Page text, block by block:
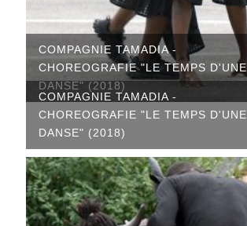
COMPAGNIE TAMADIA -
CHOREOGRAFIE "LE TEMPS D'UNE
DANSE" (2018)
COMPAGNIE TAMADIA -
CHOREOGRAFIE "LE TEMPS D'UNE
DANSE" (2018)